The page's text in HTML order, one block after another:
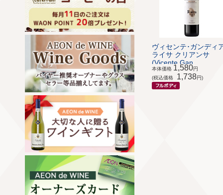
ヴィセンテ･ガンディ
ライサ クリアンサ
(Vicente Gan...
本体価格 1,580円
(税込価格
1,738円)